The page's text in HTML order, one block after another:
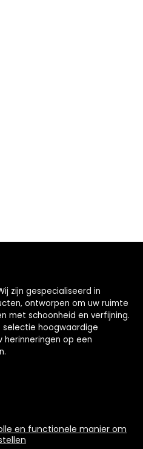
zijn gespecialiseerd in
ontworpen om uw ruimte
met schoonheid en verfijning.
hoogwaardige
herinneringen op een
en functionele manier om